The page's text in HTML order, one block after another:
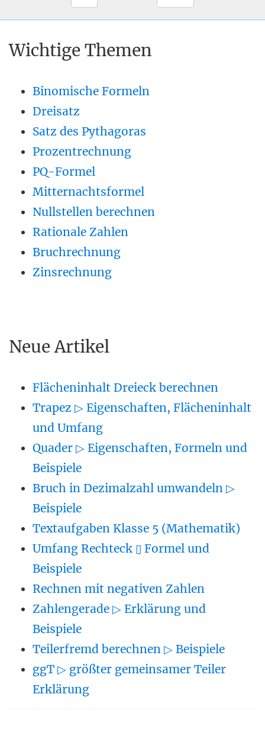
Wichtige Themen
Binomische Formeln
Dreisatz
Satz des Pythagoras
Prozentrechnung
PQ-Formel
Mitternachtsformel
Nullstellen berechnen
Rationale Zahlen
Bruchrechnung
Zinsrechnung
Neue Artikel
Flächeninhalt Dreieck berechnen
Trapez ▷ Eigenschaften, Flächeninhalt
und Umfang
Quader ▷ Eigenschaften, Formeln und
Beispiele
Bruch in Dezimalzahl umwandeln ▷
Beispiele
Textaufgaben Klasse 5 (Mathematik)
Umfang Rechteck ▯ Formel und
Beispiele
Rechnen mit negativen Zahlen
Zahlengerade ▷ Erklärung und
Beispiele
Teilerfremd berechnen ▷ Beispiele
ggT ▷ größter gemeinsamer Teiler
Erklärung